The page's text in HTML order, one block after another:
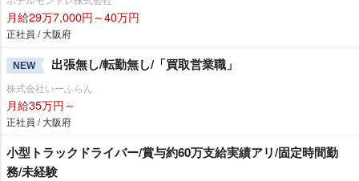
月給29万7,000円～40万円
正社員 / 大阪府
NEW 出張無し/転勤無し/「買取営業職」
株式会社いーふらん
月給35万円～
正社員 / 大阪府
小型トラックドライバー/賞与約60万支給実績アリ/固定時間勤
務/未経験